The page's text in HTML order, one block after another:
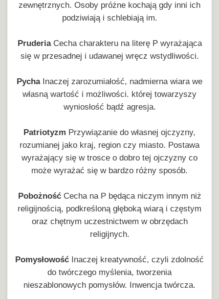
zewnętrznych. Osoby próżne kochają gdy inni ich
podziwiają i schlebiają im.
PruderiaCecha charakteru na literę P wyrażająca
się w przesadnej i udawanej wręcz wstydliwości.
PychaInaczej zarozumiałość, nadmierna wiara we
własną wartość i możliwości. której towarzyszy
wyniosłość bądź agresja.
Patriotyzm Przywiązanie do własnej ojczyzny,
rozumianej jako kraj, region czy miasto. Postawa
wyrażający się w trosce o dobro tej ojczyzny co
może wyrażać się w bardzo różny sposób.
PobożnośćCecha na P będąca niczym innym niż
religijnością, podkreśloną głęboką wiarą i częstym
oraz chętnym uczestnictwem w obrzędach
religijnych.
Pomysłowość Inaczej kreatywność, czyli zdolność
do twórczego myślenia, tworzenia
nieszablonowych pomysłów. Inwencja twórcza.